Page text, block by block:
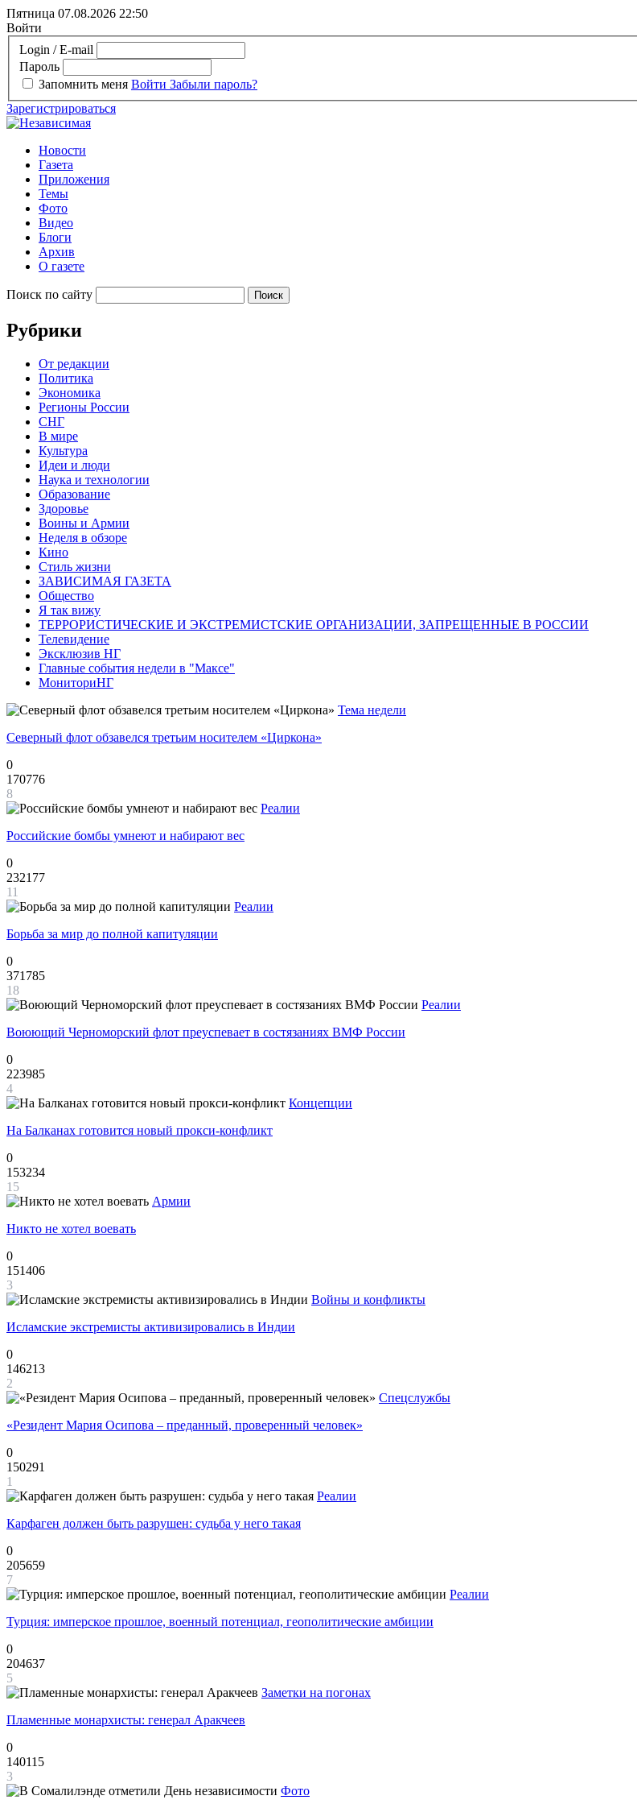
Пятница 07.08.2026 22:50
Войти
Login / E-mail
Пароль
Запомнить меня Войти Забыли пароль?
Зарегистрироваться
Новости
Газета
Приложения
Темы
Фото
Видео
Блоги
Архив
О газете
Поиск по сайту
Рубрики
От редакции
Политика
Экономика
Регионы России
СНГ
В мире
Культура
Идеи и люди
Наука и технологии
Образование
Здоровье
Воины и Армии
Неделя в обзоре
Кино
Стиль жизни
ЗАВИСИМАЯ ГАЗЕТА
Общество
Я так вижу
ТЕРРОРИСТИЧЕСКИЕ И ЭКСТРЕМИСТСКИЕ ОРГАНИЗАЦИИ, ЗАПРЕЩЕННЫЕ В РОССИИ
Телевидение
Эксклюзив НГ
Главные события недели в "Максе"
МониториНГ
Тема недели
Северный флот обзавелся третьим носителем «Циркона»
0
170776
8
Реалии
Российские бомбы умнеют и набирают вес
0
232177
11
Реалии
Борьба за мир до полной капитуляции
0
371785
18
Реалии
Воюющий Черноморский флот преуспевает в состязаниях ВМФ России
0
223985
4
Концепции
На Балканах готовится новый прокси-конфликт
0
153234
15
Армии
Никто не хотел воевать
0
151406
3
Войны и конфликты
Исламские экстремисты активизировались в Индии
0
146213
2
Спецслужбы
«Резидент Мария Осипова – преданный, проверенный человек»
0
150291
1
Реалии
Карфаген должен быть разрушен: судьба у него такая
0
205659
7
Реалии
Турция: имперское прошлое, военный потенциал, геополитические амбиции
0
204637
5
Заметки на погонах
Пламенные монархисты: генерал Аракчеев
0
140115
3
Фото